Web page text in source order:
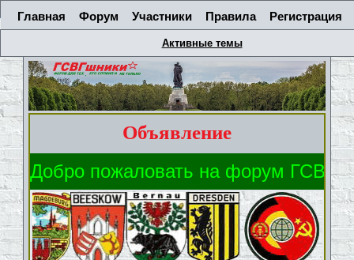
Главная Форум Участники Правила Регистрация
Активные темы
Объявление